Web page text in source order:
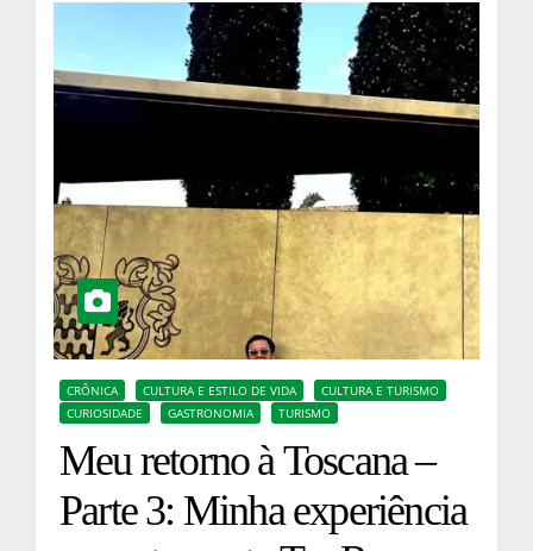
CRÔNICA CULTURA E ESTILO DE VIDA
CULTURA E TURISMO
CURIOSIDADE
GASTRONOMIA TURISMO
Meu retorno à Toscana –
Parte 3: Minha experiência